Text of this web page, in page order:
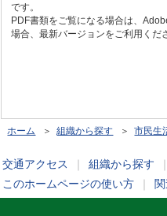
です。
PDF書類をご覧になる場合は、
場合、最新バージョンをご利用くだ
ホーム ＞組織から探す ＞市民生
交通アクセス 組織から探す
このホームページの使い方